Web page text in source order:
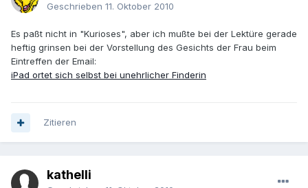
Geschrieben 11. Oktober 2010
Es paßt nicht in "Kurioses", aber ich mußte bei der Lektüre gerade
heftig grinsen bei der Vorstellung des Gesichts der Frau beim
Eintreffen der Email:
iPad ortet sich selbst bei unehrlicher Finderin
Zitieren
kathelli